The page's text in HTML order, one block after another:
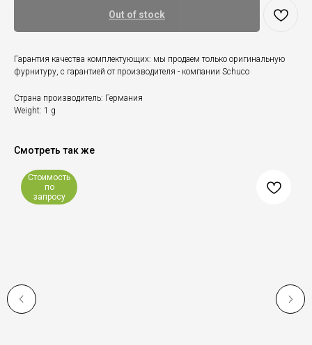
Out of stock
Гарантия качества комплектующих: мы продаем только оригинальную
фурнитуру, с гарантией от производителя - компании Schuco
Страна производитель: Германия
Weight: 1 g
Смотреть так же
Стоимость
по
запросу